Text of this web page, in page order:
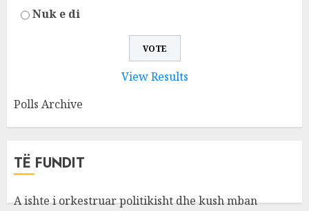
Nuk e di
View Results
Polls Archive
TË FUNDIT
A ishte i orkestruar politikisht dhe kush mban